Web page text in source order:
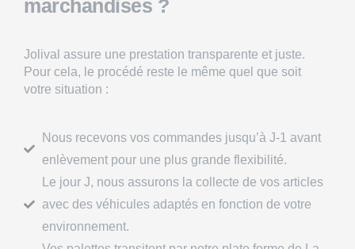
marchandises ?
Jolival assure une prestation transparente et juste.
Pour cela, le procédé reste le même quel que soit
votre situation :
Nous recevons vos commandes jusqu’à J-1 avant
enlèvement pour une plus grande flexibilité.
Le jour J, nous assurons la collecte de vos articles
avec des véhicules adaptés en fonction de votre
environnement.